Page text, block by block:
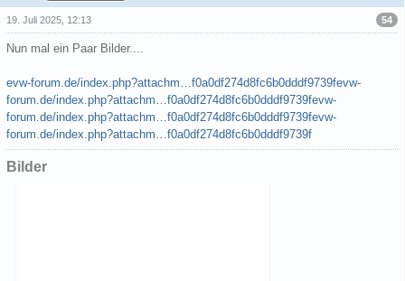
54
19. Juli 2025, 12:13
Nun mal ein Paar Bilder....
evw-forum.de/index.php?attachm…f0a0df274d8fc6b0dddf9739fevw-
forum.de/index.php?attachm…f0a0df274d8fc6b0dddf9739fevw-
forum.de/index.php?attachm…f0a0df274d8fc6b0dddf9739fevw-
forum.de/index.php?attachm…f0a0df274d8fc6b0dddf9739f
Bilder